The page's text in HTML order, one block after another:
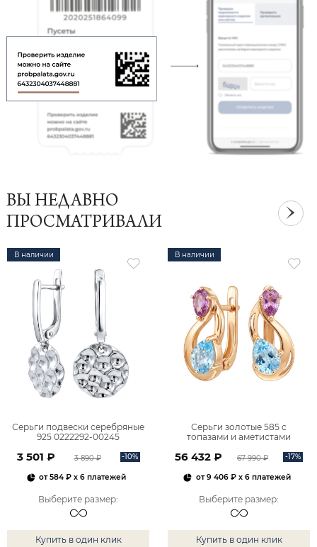
ВЫ НЕДАВНО
ПРОСМАТРИВАЛИ
В наличии
Серьги подвески серебряные
925 0222292-00245
3 501 ₽ 3 890 ₽ -10%
от584 ₽ x 6 платежей
Выберите размер:
Купить в один клик
В наличии
Серьги золотые 585 с
топазами и аметистами
56 432 ₽ 67 990 ₽ -17%
от9 406 ₽x 6 платежей
Выберите размер:
Купить в один клик